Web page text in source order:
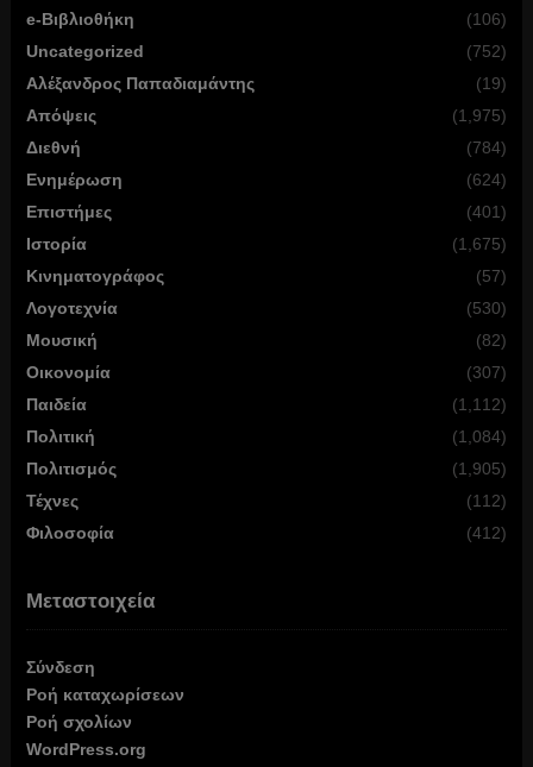
e-Βιβλιοθήκη
(106)
Uncategorized
(752)
Αλέξανδρος Παπαδιαμάντης
(19)
Απόψεις
(1,975)
Διεθνή
(784)
Ενημέρωση
(624)
Επιστήμες
(401)
Ιστορία
(1,675)
Κινηματογράφος
(57)
Λογοτεχνία
(530)
Μουσική
(82)
Οικονομία
(307)
Παιδεία
(1,112)
Πολιτική
(1,084)
Πολιτισμός
(1,905)
Τέχνες
(112)
Φιλοσοφία
(412)
Μεταστοιχεία
Σύνδεση
Ροή καταχωρίσεων
Ροή σχολίων
WordPress.org